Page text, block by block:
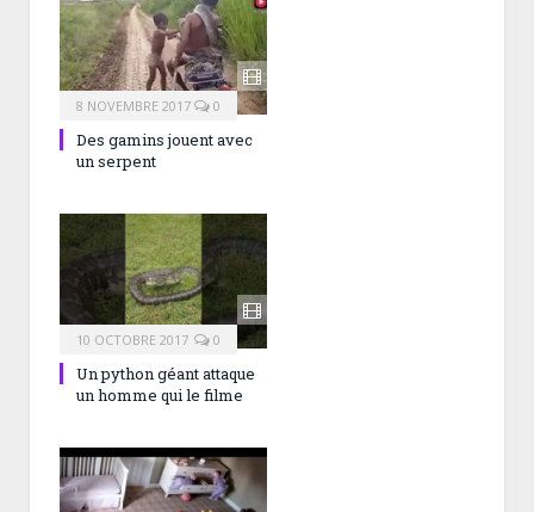
8 NOVEMBRE 2017 0
Des gamins jouent avec
un serpent
10 OCTOBRE 2017 0
Un python géant attaque
un homme qui le filme